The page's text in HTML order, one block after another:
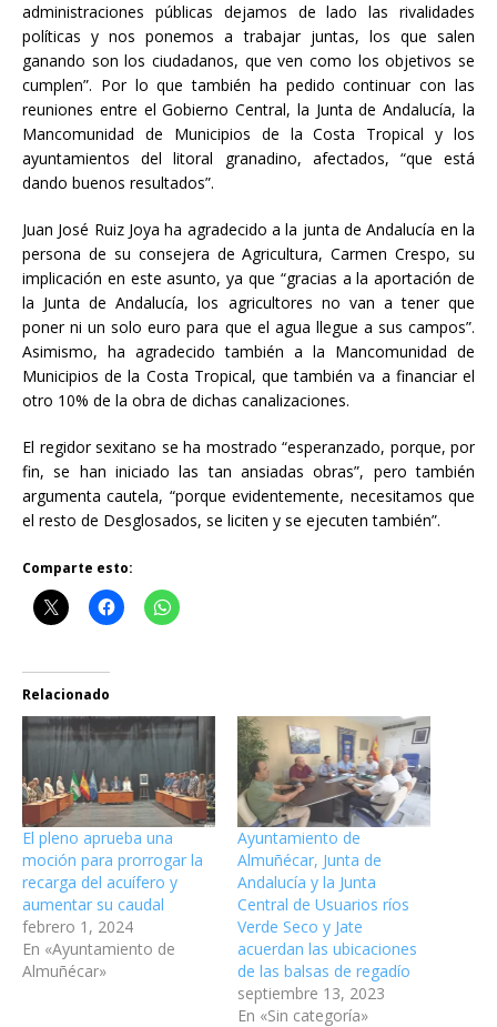
administraciones públicas dejamos de lado las rivalidades
políticas y nos ponemos a trabajar juntas, los que salen
ganando son los ciudadanos, que ven como los objetivos se
cumplen”. Por lo que también ha pedido continuar con las
reuniones entre el Gobierno Central, la Junta de Andalucía, la
Mancomunidad de Municipios de la Costa Tropical y los
ayuntamientos del litoral granadino, afectados, “que está
dando buenos resultados”.
Juan José Ruiz Joya ha agradecido a la junta de Andalucía en la
persona de su consejera de Agricultura, Carmen Crespo, su
implicación en este asunto, ya que “gracias a la aportación de
la Junta de Andalucía, los agricultores no van a tener que
poner ni un solo euro para que el agua llegue a sus campos”.
Asimismo, ha agradecido también a la Mancomunidad de
Municipios de la Costa Tropical, que también va a financiar el
otro 10% de la obra de dichas canalizaciones.
El regidor sexitano se ha mostrado “esperanzado, porque, por
fin, se han iniciado las tan ansiadas obras”, pero también
argumenta cautela, “porque evidentemente, necesitamos que
el resto de Desglosados, se liciten y se ejecuten también”.
Comparte esto:
Relacionado
El pleno aprueba una
moción para prorrogar la
recarga del acuífero y
aumentar su caudal
febrero 1, 2024
En «Ayuntamiento de
Almuñécar»
Ayuntamiento de
Almuñécar, Junta de
Andalucía y la Junta
Central de Usuarios ríos
Verde Seco y Jate
acuerdan las ubicaciones
de las balsas de regadío
septiembre 13, 2023
En «Sin categoría»